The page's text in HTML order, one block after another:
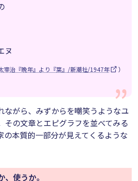
宰治『晩年』より『葉』/新潮社/1947年 ）
ながら、みずからを嘲笑うようなユ
その文章とエピグラフを並べてみる
の本質的一部分が見えてくるような
使うか。